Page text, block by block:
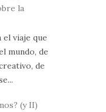
la
el viaje que
mundo, de
de
(y II)